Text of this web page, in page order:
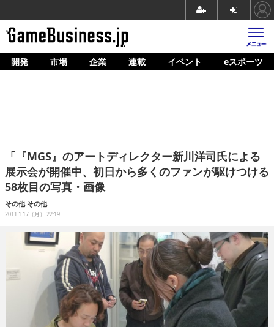
ホーム
企業動向
人材育成
産業政策
連載
イベント/セミナー
eスポーツ
開発 市場 企業 連載 イベント eスポーツ
「『MGS』のアートディレクター新川洋司氏による
展示会が開催中、初日から多くのファンが駆けつける
58枚目の写真・画像
その他 その他
2011.1.17（月） 22:19